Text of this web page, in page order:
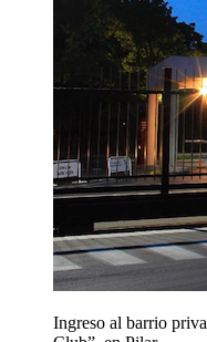
Ingreso al barrio